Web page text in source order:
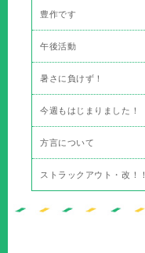
豊作です
午後活動
暑さに負けず！
今週もはじまりました！
方言について
ストラックアウト・改！！